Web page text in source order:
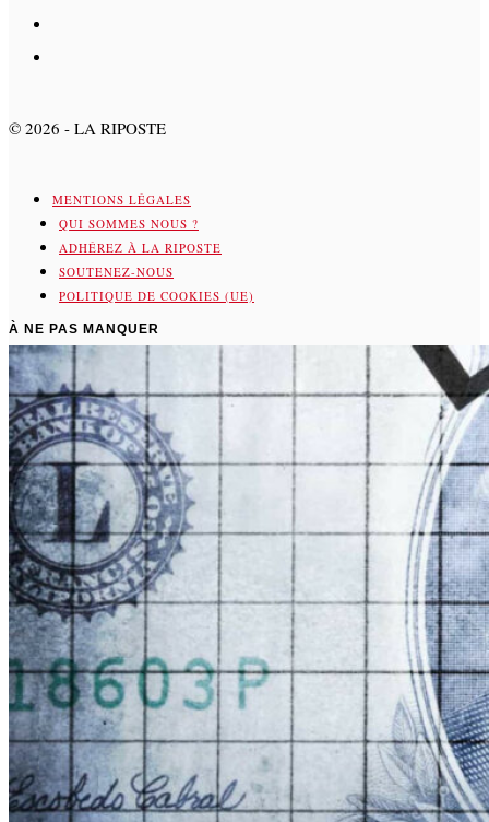
© 2026 - LA RIPOSTE
MENTIONS LÉGALES
QUI SOMMES NOUS ?
ADHÉREZ À LA RIPOSTE
SOUTENEZ-NOUS
POLITIQUE DE COOKIES (UE)
À NE PAS MANQUER